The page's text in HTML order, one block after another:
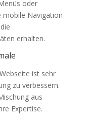
oder
Navigation
erhalten.
ist sehr
zu verbessern.
aus
Expertise.